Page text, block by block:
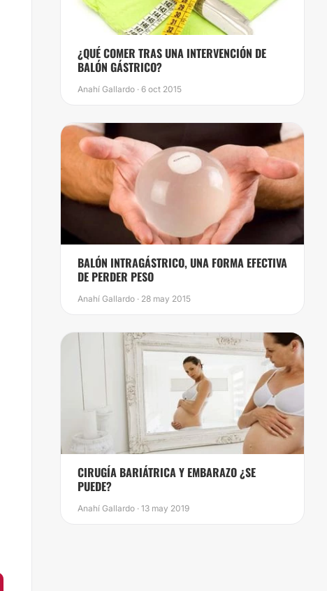
​¿QUÉ COMER TRAS UNA INTERVENCIÓN DE
BALÓN GÁSTRICO?
Anahí Gallardo · 6 oct 2015
BALÓN INTRAGÁSTRICO, UNA FORMA EFECTIVA
DE PERDER PESO
Anahí Gallardo · 28 may 2015
​CIRUGÍA BARIÁTRICA Y EMBARAZO ¿SE
PUEDE?
Anahí Gallardo · 13 may 2019